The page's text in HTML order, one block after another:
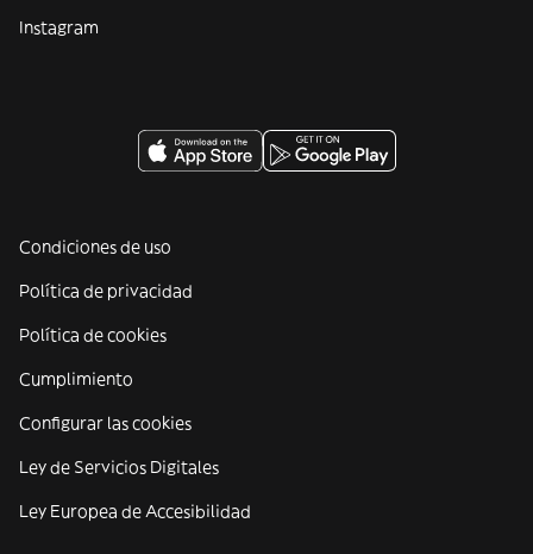
Instagram
Condiciones de uso
Política de privacidad
Política de cookies
Cumplimiento
Configurar las cookies
Ley de Servicios Digitales
Ley Europea de Accesibilidad